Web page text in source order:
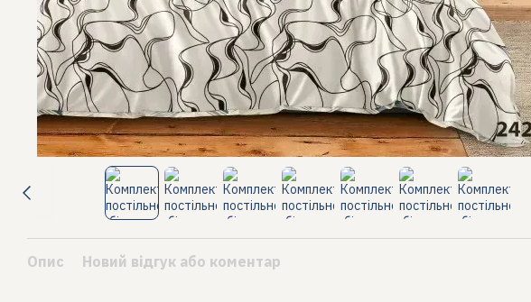
Опис Новий відгук або коментар